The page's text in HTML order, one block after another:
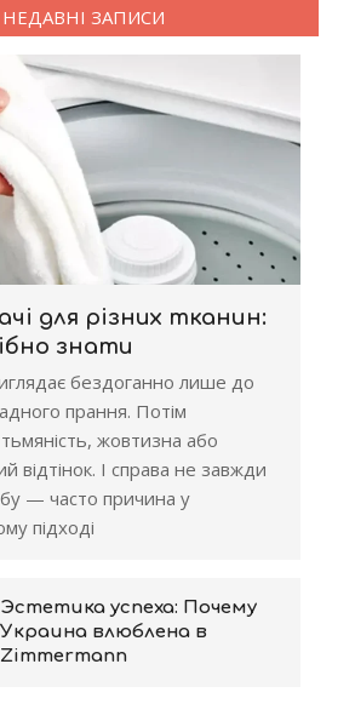
НЕДАВНІ ЗАПИСИ
для різних тканин:
знати
бездоганно лише до
прання. Потім
жовтизна або
відтінок. І справа не завжди
— часто причина у
підході
Эстетика успеха: Почему
Украина влюблена в
Zimmermann